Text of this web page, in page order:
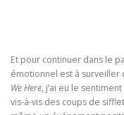
Et pour continuer dans le
émotionnel est à surveiller
We Here, j’ai eu le
vis-à-vis des coups de